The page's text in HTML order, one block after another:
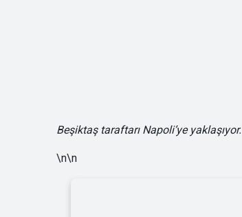
Beşiktaş taraftarı Napoli’ye yaklaşıyor.
\n\n